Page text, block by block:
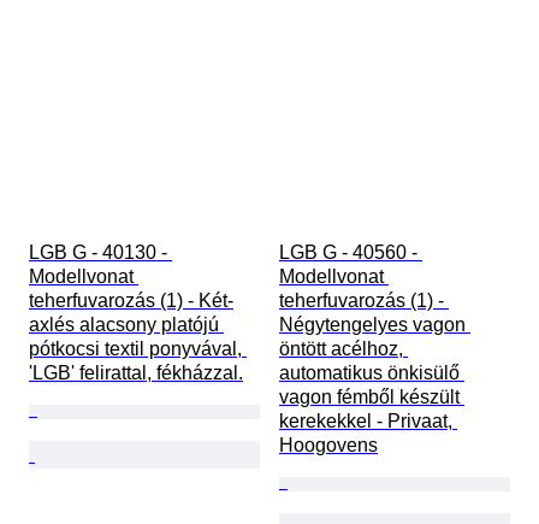
LGB G - 40130 -
Modellvonat
teherfuvarozás (1) - Két-
axlés alacsony platójú
pótkocsi textil ponyvával,
'LGB' felirattal, fékházzal.
LGB G - 40560 -
Modellvonat
teherfuvarozás (1) -
Négytengelyes vagon
öntött acélhoz,
automatikus önkisülő
vagon fémből készült
kerekekkel - Privaat,
Hoogovens